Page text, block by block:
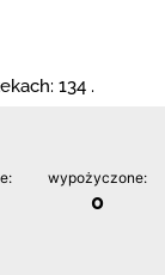
134 .
wypożyczone:
0